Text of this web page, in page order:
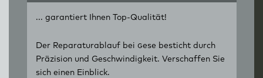
... garantiert Ihnen Top-Qualität!
Der Reparaturablauf bei gese besticht durch
Präzision und Geschwindigkeit. Verschaffen Sie
sich einen Einblick.